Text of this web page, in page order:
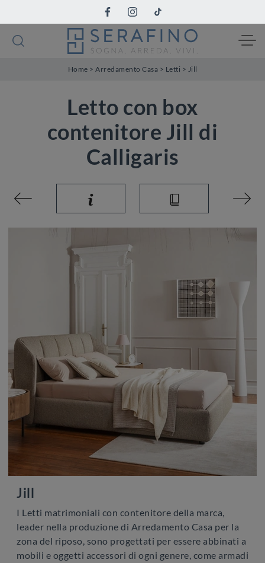
Home > Arredamento Casa > Letti > Jill
Letto con box
contenitore Jill di
Calligaris
Jill
I Letti matrimoniali con contenitore della marca,
leader nella produzione di Arredamento Casa per la
zona del riposo, sono progettati per essere abbinati a
mobili e oggetti accessori di ogni genere, come armadi